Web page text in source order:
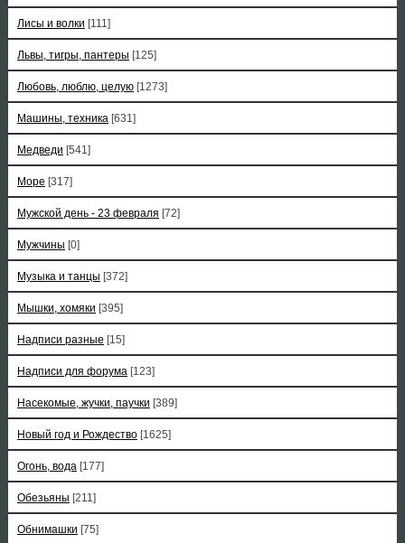
Лисы и волки [111]
Львы, тигры, пантеры [125]
Любовь, люблю, целую [1273]
Машины, техника [631]
Медведи [541]
Море [317]
Мужской день - 23 февраля [72]
Мужчины [0]
Музыка и танцы [372]
Мышки, хомяки [395]
Надписи разные [15]
Надписи для форума [123]
Насекомые, жучки, паучки [389]
Новый год и Рождество [1625]
Огонь, вода [177]
Обезьяны [211]
Обнимашки [75]